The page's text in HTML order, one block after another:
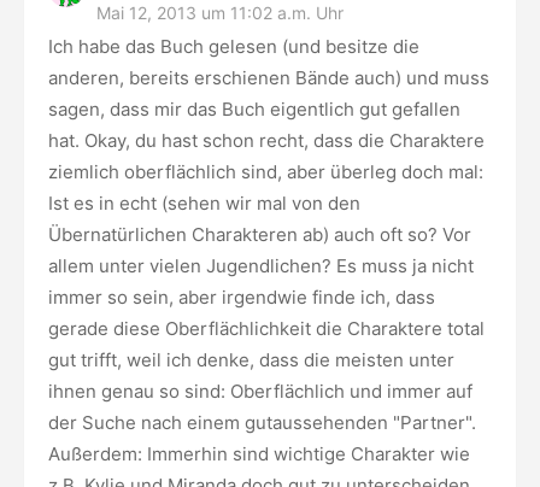
Mai 12, 2013 um 11:02 a.m. Uhr
Ich habe das Buch gelesen (und besitze die
anderen, bereits erschienen Bände auch) und muss
sagen, dass mir das Buch eigentlich gut gefallen
hat. Okay, du hast schon recht, dass die Charaktere
ziemlich oberflächlich sind, aber überleg doch mal:
Ist es in echt (sehen wir mal von den
Übernatürlichen Charakteren ab) auch oft so? Vor
allem unter vielen Jugendlichen? Es muss ja nicht
immer so sein, aber irgendwie finde ich, dass
gerade diese Oberflächlichkeit die Charaktere total
gut trifft, weil ich denke, dass die meisten unter
ihnen genau so sind: Oberflächlich und immer auf
der Suche nach einem gutaussehenden "Partner".
Außerdem: Immerhin sind wichtige Charakter wie